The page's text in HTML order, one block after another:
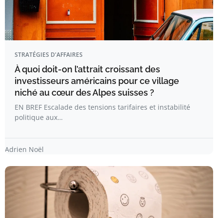
STRATÉGIES D'AFFAIRES
À quoi doit-on l’attrait croissant des
investisseurs américains pour ce village
niché au cœur des Alpes suisses ?
EN BREF Escalade des tensions tarifaires et instabilité
politique aux…
Adrien Noël